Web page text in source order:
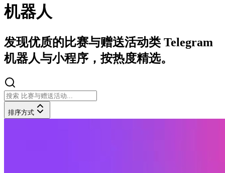
机器人
发现优质的比赛与赠送活动类 Telegram
机器人与小程序，按热度精选。
排序方式